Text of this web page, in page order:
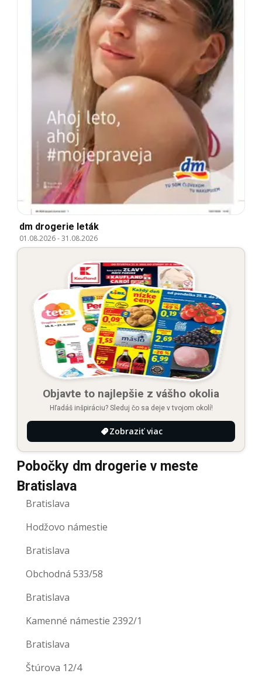
dm drogerie leták
01.08.2026-31.08.2026
Objavte to najlepšie z vášho okolia
Hľadáš inšpiráciu? Sleduj čo sa deje v tvojom okolí!
Zobraziť viac
Pobočky dm drogerie v meste
Bratislava
Bratislava
Hodžovo námestie
Bratislava
Obchodná 533/58
Bratislava
Kamenné námestie 2392/1
Bratislava
Štúrova 12/4